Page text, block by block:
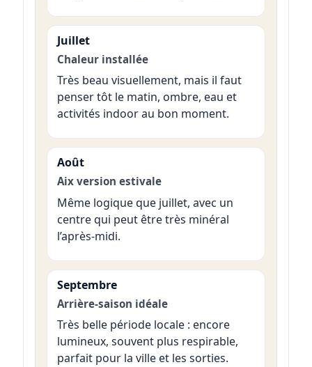
Juillet
Chaleur installée
Très beau visuellement, mais il faut
penser tôt le matin, ombre, eau et
activités indoor au bon moment.
Août
Aix version estivale
Même logique que juillet, avec un
centre qui peut être très minéral
l’après-midi.
Septembre
Arrière-saison idéale
Très belle période locale : encore
lumineux, souvent plus respirable,
parfait pour la ville et les sorties.